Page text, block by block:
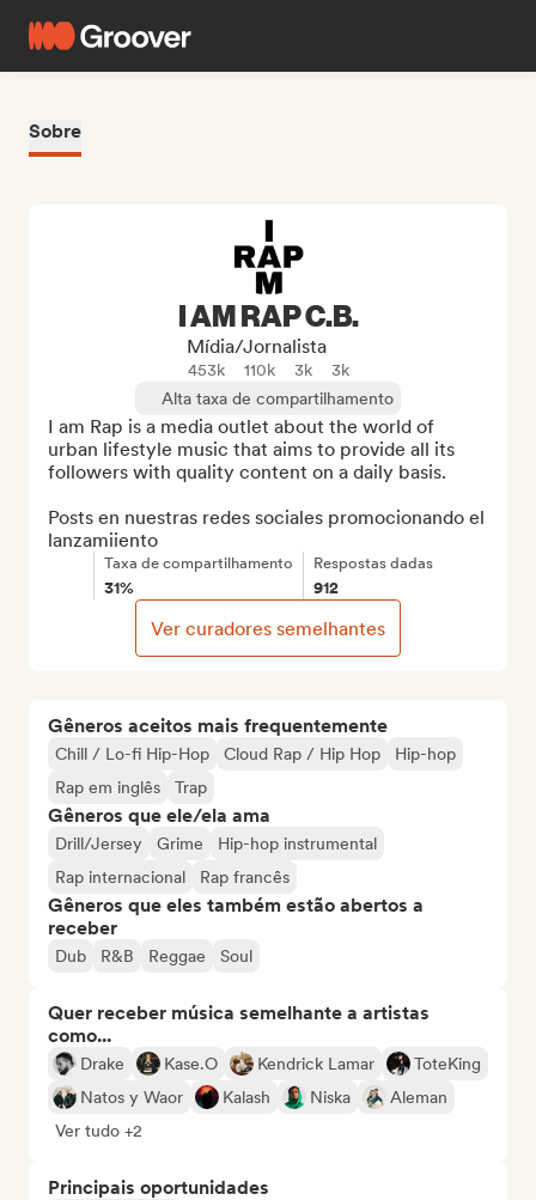
Sobre
Gêneros aceitos mais frequentemente
Chill / Lo-fi Hip-Hop Cloud Rap / Hip Hop
Hip-hop
Rap em inglês
Trap
Gêneros que ele/ela ama
Drill/Jersey Grime
Hip-hop instrumental
Rap internacional
Rap francês
Gêneros que eles também estão abertos a
receber
Dub R&B Reggae Soul
Quer receber música semelhante a artistas
como...
Drake Kase.O Kendrick Lamar
ToteKing
Natos y Waor
Kalash Niska
Aleman
Ver tudo +2
Principais oportunidades
I AM RAP C.B.
Mídia/Jornalista
453k 110k 3k
3k
Alta taxa de compartilhamento
I am Rap is a media outlet about the world of
urban lifestyle music that aims to provide all its
followers with quality content on a daily basis.
Posts en nuestras redes sociales promocionando el
lanzamiiento
Taxa de compartilhamento
31%
Respostas dadas
912
Ver curadores semelhantes